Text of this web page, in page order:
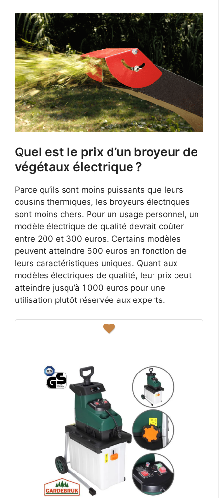
Quel est le prix d’un broyeur de
végétaux électrique ?
Parce qu’ils sont moins puissants que leurs
cousins thermiques, les broyeurs électriques
sont moins chers. Pour un usage personnel, un
modèle électrique de qualité devrait coûter
entre 200 et 300 euros. Certains modèles
peuvent atteindre 600 euros en fonction de
leurs caractéristiques uniques. Quant aux
modèles électriques de qualité, leur prix peut
atteindre jusqu’à 1 000 euros pour une
utilisation plutôt réservée aux experts.